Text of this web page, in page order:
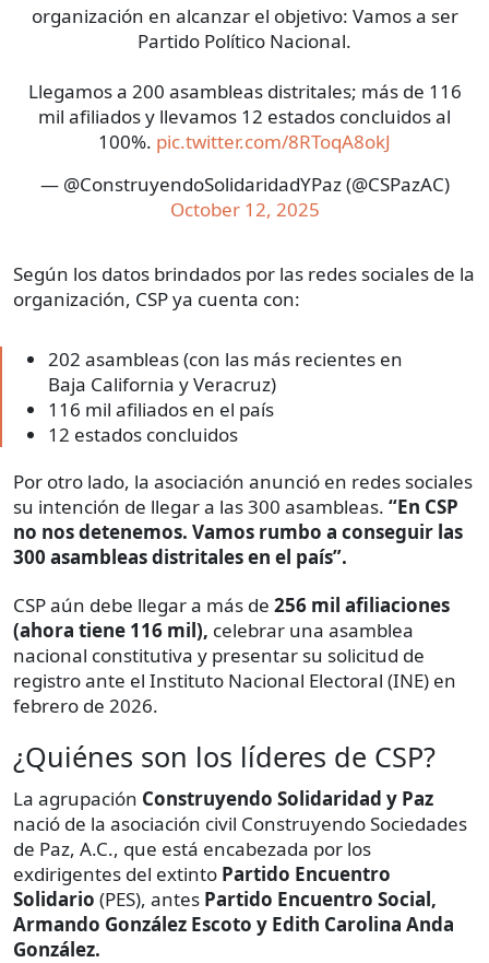
organización en alcanzar el objetivo: Vamos a ser
Partido Político Nacional.
Llegamos a 200 asambleas distritales; más de 116
mil afiliados y llevamos 12 estados concluidos al
100%. pic.twitter.com/8RToqA8okJ
— @ConstruyendoSolidaridadYPaz (@CSPazAC)
October 12, 2025
Según los datos brindados por las redes sociales de la
organización, CSP ya cuenta con:
202 asambleas (con las más recientes en
Baja California y Veracruz)
116 mil afiliados en el país
12 estados concluidos
Por otro lado, la asociación anunció en redes sociales
su intención de llegar a las 300 asambleas. “En CSP
no nos detenemos. Vamos rumbo a conseguir las
300 asambleas distritales en el país”.
CSP aún debe llegar a más de 256 mil afiliaciones
(ahora tiene 116 mil), celebrar una asamblea
nacional constitutiva y presentar su solicitud de
registro ante el Instituto Nacional Electoral (INE) en
febrero de 2026.
¿Quiénes son los líderes de CSP?
La agrupación Construyendo Solidaridad y Paz
nació de la asociación civil Construyendo Sociedades
de Paz, A.C., que está encabezada por los
exdirigentes del extinto Partido Encuentro
Solidario (PES), antes Partido Encuentro Social,
Armando González Escoto y Edith Carolina Anda
González.